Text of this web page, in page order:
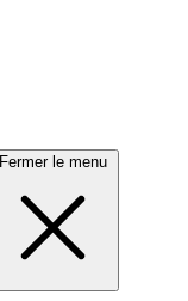
Fermer le menu